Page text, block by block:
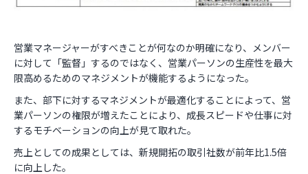
営業マネージャーがすべきことが何なのか明確になり、メンバー
に対して「監督」するのではなく、営業パーソンの生産性を最大
限高めるためのマネジメントが機能するようになった。
また、部下に対するマネジメントが最適化することによって、営
業パーソンの権限が増えたことにより、成長スピードや仕事に対
するモチベーションの向上が見て取れた。
売上としての成果としては、新規開拓の取引社数が前年比1.5倍
に向上した。